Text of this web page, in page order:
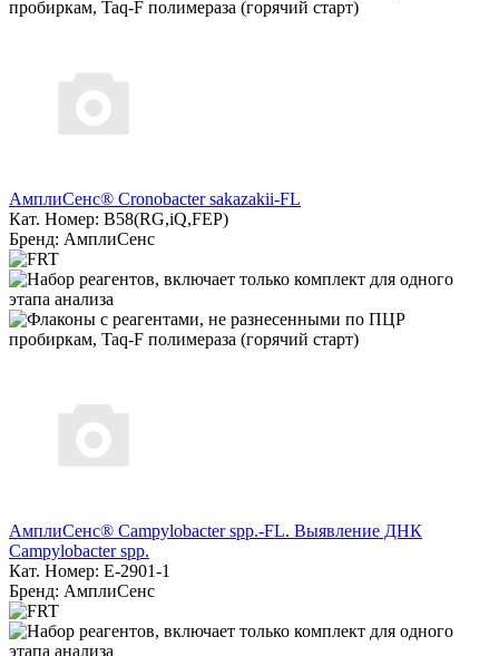
АмплиСенс® Cronobacter sakazakii-FL
Кат. Номер: B58(RG,iQ,FEP)
Бренд: АмплиСенс
АмплиСенс® Campylobacter spp.-FL. Выявление ДНК
Campylobacter spp.
Кат. Номер: E-2901-1
Бренд: АмплиСенс